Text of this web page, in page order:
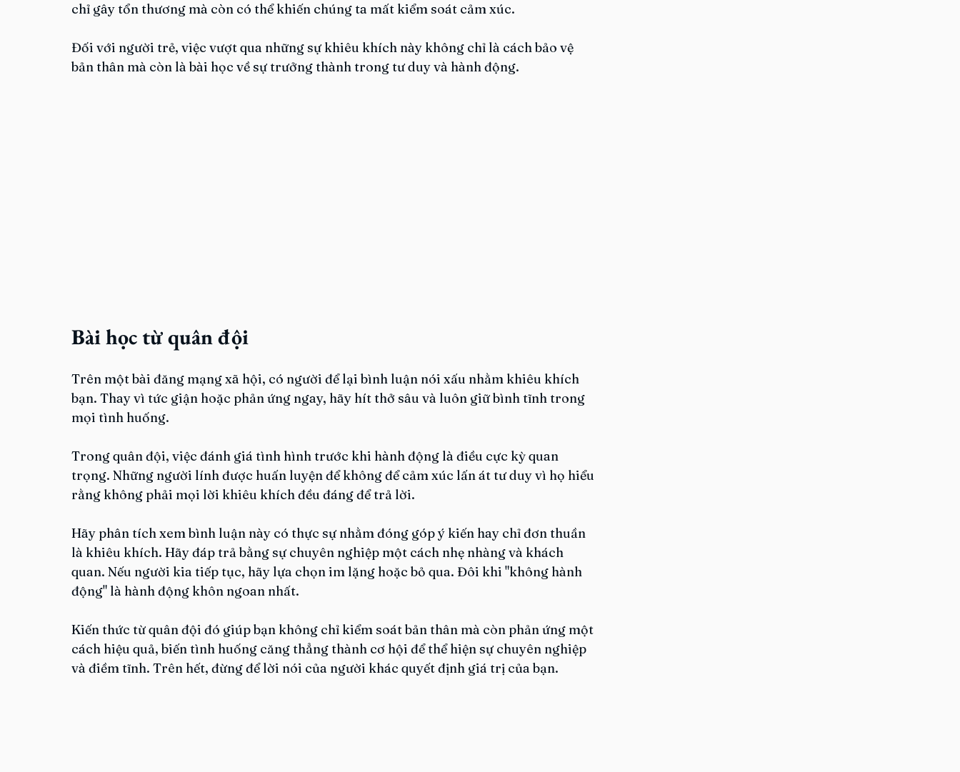
chỉ gây tổn thương mà còn có thể khiến chúng ta mất kiểm soát cảm xúc.
Đối với người trẻ, việc vượt qua những sự khiêu khích này không chỉ là cách bảo vệ
bản thân mà còn là bài học về sự trưởng thành trong tư duy và hành động.
Bài học từ quân đội
Trên một bài đăng mạng xã hội, có người để lại bình luận nói xấu nhằm khiêu khích
bạn. Thay vì tức giận hoặc phản ứng ngay, hãy hít thở sâu và luôn giữ bình tĩnh trong
mọi tình huống.
Trong quân đội, việc đánh giá tình hình trước khi hành động là điều cực kỳ quan
trọng. Những người lính được huấn luyện để không để cảm xúc lấn át tư duy vì họ hiểu
rằng không phải mọi lời khiêu khích đều đáng để trả lời.
Hãy phân tích xem bình luận này có thực sự nhằm đóng góp ý kiến hay chỉ đơn thuần
là khiêu khích. Hãy đáp trả bằng sự chuyên nghiệp một cách nhẹ nhàng và khách
quan. Nếu người kia tiếp tục, hãy lựa chọn im lặng hoặc bỏ qua. Đôi khi "không hành
động" là hành động khôn ngoan nhất.
Kiến thức từ quân đội đó giúp bạn không chỉ kiểm soát bản thân mà còn phản ứng một
cách hiệu quả, biến tình huống căng thẳng thành cơ hội để thể hiện sự chuyên nghiệp
và điềm tĩnh. Trên hết, đừng để lời nói của người khác quyết định giá trị của bạn.